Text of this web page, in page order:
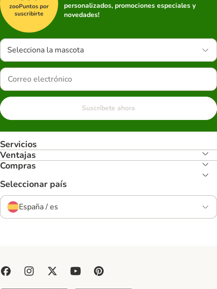
zooPuntos por
suscribirte
personalizados, promociones especiales y
novedades!
Selecciona la mascota
Suscríbete ahora
Servicios
Ventajas
Compras
Seleccionar país
España / es